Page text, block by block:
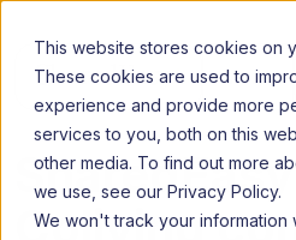
This website stores cookies on
These cookies are used to
experience and provide more
services to you, both on this
other media. To find out more
we use, see our Privacy Policy.
We won't track your information
Ir
conteúdo
Menu
Coliving